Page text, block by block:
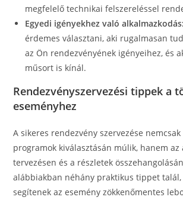
megfelelő technikai felszereléssel
Egyedi igényekhez való alkalmazkodás:
érdemes választani, aki rugalmasan
az Ön rendezvényének igényeihez, és
műsort is kínál.
Rendezvényszervezési tippek a
eseményhez
A sikeres rendezvény szervezése
programok kiválasztásán múlik, hanem az
tervezésen és a részletek
alábbiakban néhány praktikus tippet talál,
segítenek az esemény zökkenőmentes